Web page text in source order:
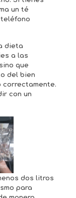
un té
dieta
a las
que
del bien
correctamente.
con un
dos litros
para